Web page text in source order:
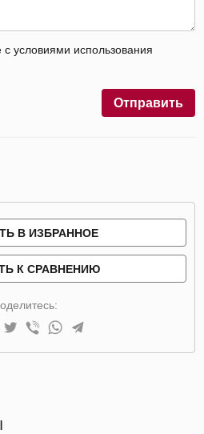
условиями использования
Отправить
В ИЗБРАННОЕ
К СРАВНЕНИЮ